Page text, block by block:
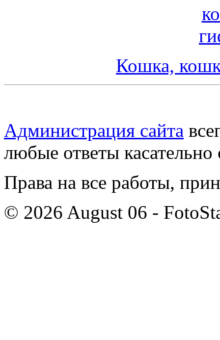
Кошка,
Администрация сайта
любые ответы касательно
Права на все работы,
© 2026 August 06 -